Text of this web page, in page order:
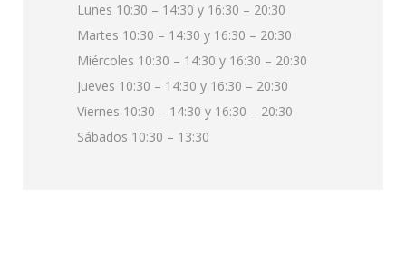
Lunes 10:30 – 14:30 y 16:30 – 20:30
Martes 10:30 – 14:30 y 16:30 – 20:30
Miércoles 10:30 – 14:30 y 16:30 – 20:30
Jueves 10:30 – 14:30 y 16:30 – 20:30
Viernes 10:30 – 14:30 y 16:30 – 20:30
Sábados 10:30 – 13:30